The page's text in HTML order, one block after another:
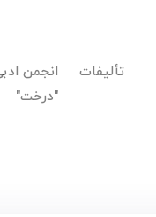
تألیفات
انجمن
"درخت"